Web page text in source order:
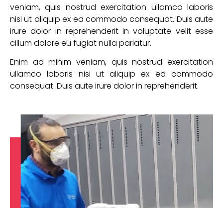
veniam, quis nostrud exercitation ullamco laboris
nisi ut aliquip ex ea commodo consequat. Duis aute
irure dolor in reprehenderit in voluptate velit esse
cillum dolore eu fugiat nulla pariatur.
Enim ad minim veniam, quis nostrud exercitation
ullamco laboris nisi ut aliquip ex ea commodo
consequat. Duis aute irure dolor in reprehenderit.